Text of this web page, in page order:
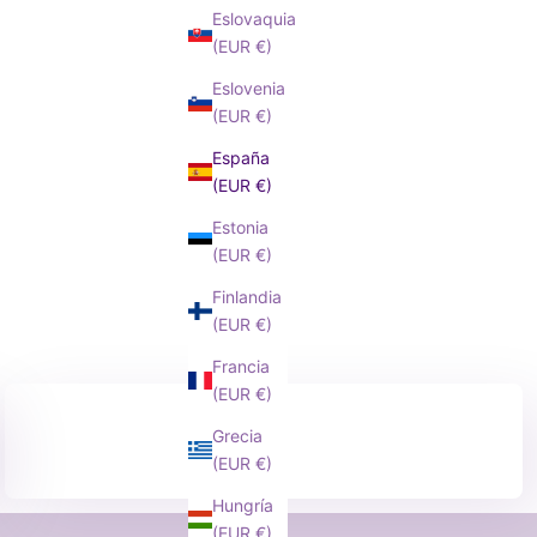
Eslovaquia
(EUR €)
Eslovenia
(EUR €)
España
(EUR €)
Estonia
(EUR €)
Finlandia
(EUR €)
Francia
(EUR €)
Grecia
(EUR €)
Hungría
(EUR €)